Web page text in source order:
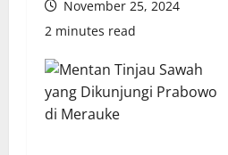
November 25, 2024
2 minutes read